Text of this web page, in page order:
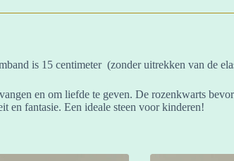
is 15 centimeter (zonder uitrekken van de
en om liefde te geven. De rozenkwarts
en fantasie. Een ideale steen voor kinderen!